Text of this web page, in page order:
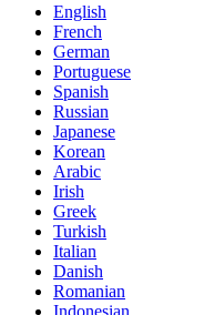
English
French
German
Portuguese
Spanish
Russian
Japanese
Korean
Arabic
Irish
Greek
Turkish
Italian
Danish
Romanian
Indonesian